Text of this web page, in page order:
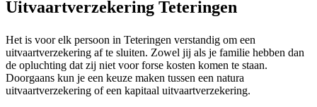
Uitvaartverzekering Teteringen
Het is voor elk persoon in Teteringen verstandig om een
uitvaartverzekering af te sluiten. Zowel jij als je familie hebben dan
de opluchting dat zij niet voor forse kosten komen te staan.
Doorgaans kun je een keuze maken tussen een natura
uitvaartverzekering of een kapitaal uitvaartverzekering.